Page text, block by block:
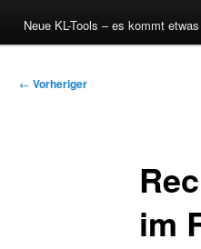
Neue KL-Tools – es kommt
Beitragsnavigation
← Vorheriger
im